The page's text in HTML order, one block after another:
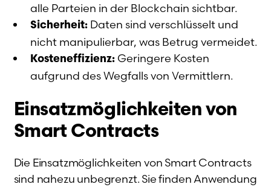
alle Parteien in der Blockchain sichtbar.
Sicherheit:Daten sind verschlüsselt und
nicht manipulierbar, was Betrug vermeidet.
Kosteneffizienz:Geringere Kosten
aufgrund des Wegfalls von Vermittlern.
Einsatzmöglichkeiten von
Smart Contracts
Die Einsatzmöglichkeiten von Smart Contracts
sind nahezu unbegrenzt. Sie finden Anwendung